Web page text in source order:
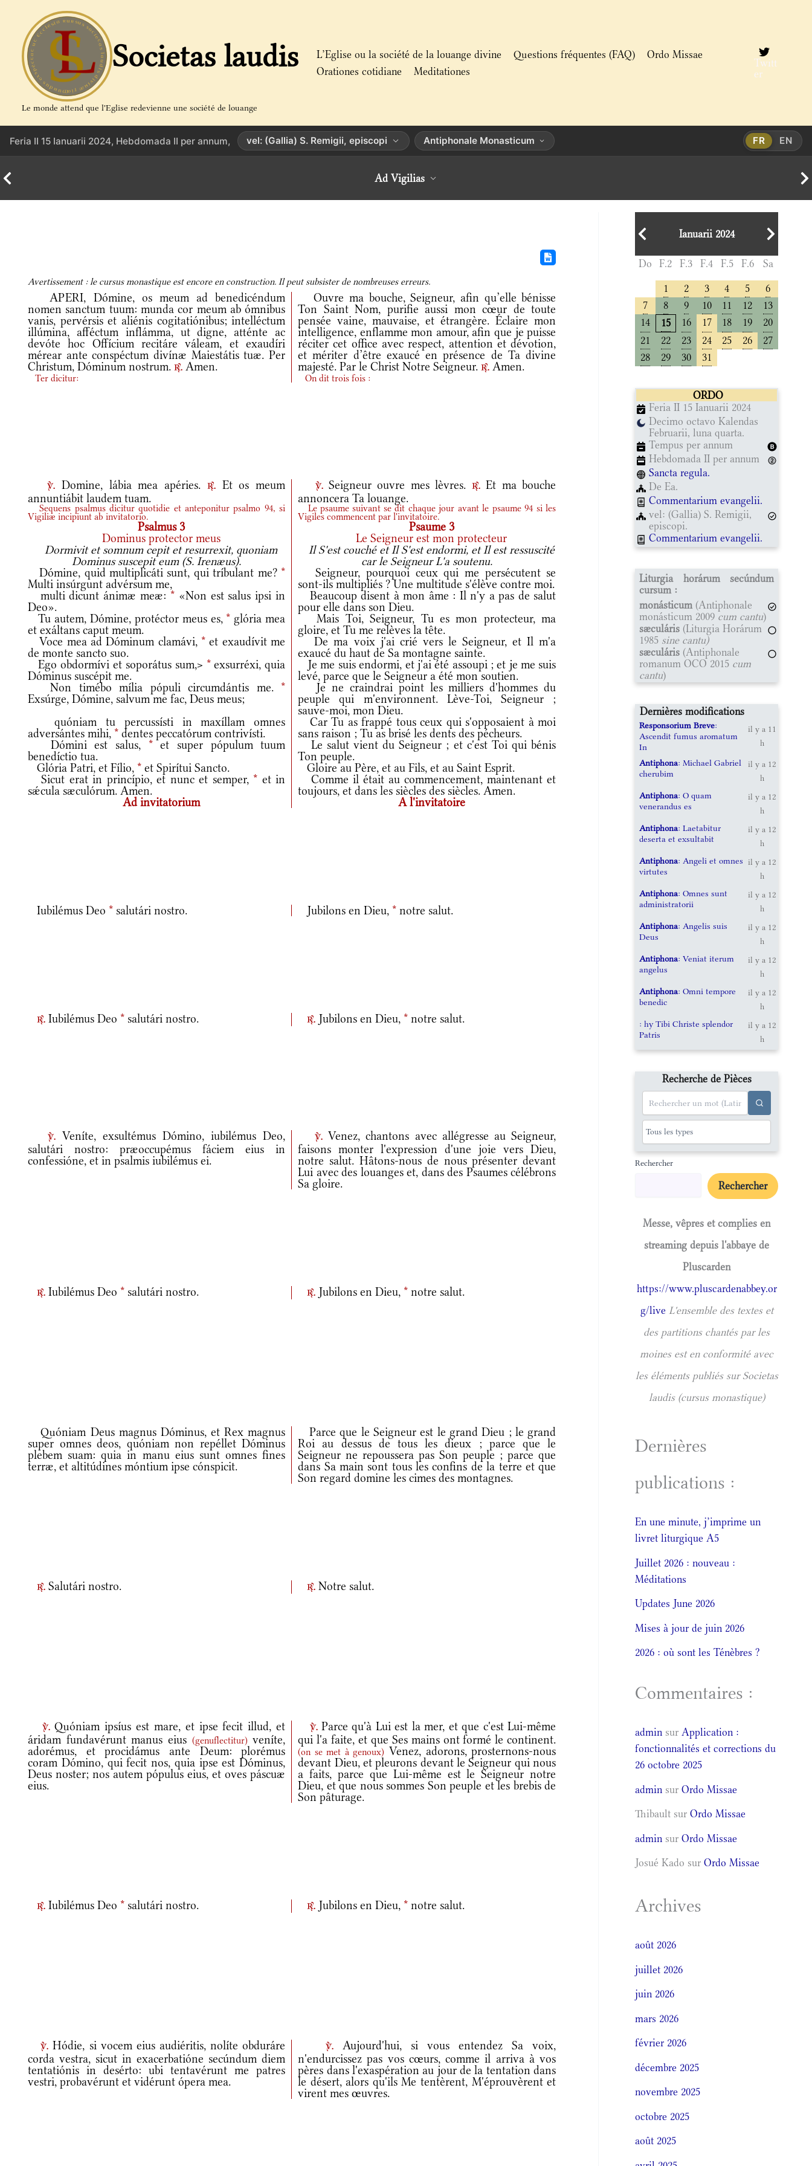
contenu
Societas laudis
Le monde attend que l'Eglise redevienne une société de louange
L’Eglise ou la société de la louange divine Questions fréquentes (FAQ)
Ordo Missae
Orationes cotidiane
Meditationes
Twitt
er
Feria II 15 Ianuarii 2024, Hebdomada II per annum, vel: (Gallia) S. Remigii, episcopi Antiphonale Monasticum FR EN
Ad Vigilias
Avertissement : le cursus monastique est encore en construction. Il peut subsister de nombreuses erreurs.
APERI, Dómine, os meum ad benedicéndum
nomen sanctum tuum: munda cor meum ab ómnibus
vanis, pervérsis et aliénis cogitatiónibus; intelléctum
illúmina, afféctum inflámma, ut digne, atténte ac
devóte hoc Offícium recitáre váleam, et exaudíri
mérear ante conspéctum divínæ Maiestátis tuæ. Per
Christum, Dóminum nostrum. r. Amen.
Ouvre ma bouche, Seigneur, afin qu’elle bénisse
Ton Saint Nom, purifie aussi mon cœur de toute
pensée vaine, mauvaise, et étrangère. Éclaire mon
intelligence, enflamme mon amour, afin que je puisse
réciter cet office avec respect, attention et dévotion,
et mériter d’être exaucé en présence de Ta divine
majesté. Par le Christ Notre Seigneur.r. Amen.
Ter dicitur: On dit trois fois :
v. Domine, lábia mea apéries. r.Et os meum
annuntiábit laudem tuam.
v.Seigneur ouvre mes lèvres. r.Et ma bouche
annoncera Ta louange.
Sequens psalmus dicitur quotidie et anteponitur psalmo 94, si
Vigiliæ incipiunt ab invitatorio.
Le psaume suivant se dit chaque jour avant le psaume 94 si les
Vigiles commencent par l'invitatoire.
Psalmus 3
Psaume 3
Dominus protector meus
Le Seigneur est mon protecteur
Dormivit et somnum cepit et resurrexit, quoniam
Dominus suscepit eum (S. Irenæus).
Il S'est couché et Il S'est endormi, et Il est ressuscité
car le Seigneur L'a soutenu.
Dómine, quid multiplicáti sunt, qui tríbulant me? *
Multi insúrgunt advérsum me,
Seigneur, pourquoi ceux qui me persécutent se
sont-ils multipliés ? Une multitude s'élève contre moi.
multi dicunt ánimæ meæ: *«Non est salus ipsi in
Deo».
Beaucoup disent à mon âme : Il n'y a pas de salut
pour elle dans son Dieu.
Tu autem, Dómine, protéctor meus es, * glória mea
et exáltans caput meum.
Mais Toi, Seigneur, Tu es mon protecteur, ma
gloire, et Tu me relèves la tête.
Voce mea ad Dóminum clamávi, * et exaudívit me
de monte sancto suo.
De ma voix j'ai crié vers le Seigneur, et Il m'a
exaucé du haut de Sa montagne sainte.
Ego obdormívi et soporátus sum,> *exsurréxi, quia
Dóminus suscépit me.
Je me suis endormi, et j'ai été assoupi ; et je me suis
levé, parce que le Seigneur a été mon soutien.
Non timébo mília pópuli circumdántis me. *
Exsúrge, Dómine, salvum me fac, Deus meus;
Je ne craindrai point les milliers d'hommes du
peuple qui m'environnent. Lève-Toi, Seigneur ;
sauve-moi, mon Dieu.
quóniam tu percussísti in maxíllam omnes
adversántes mihi, * dentes peccatórum contrivísti.
Car Tu as frappé tous ceux qui s'opposaient à moi
sans raison ; Tu as brisé les dents des pécheurs.
Dómini est salus, *et super pópulum tuum
benedíctio tua.
Le salut vient du Seigneur ; et c'est Toi qui bénis
Ton peuple.
Glória Patri, et Fílio, * et Spirítui Sancto.
Gloire au Père, et au Fils, et au Saint Esprit.
Sicut erat in princípio, et nunc et semper, * et in
sǽcula sæculórum. Amen.
Comme il était au commencement, maintenant et
toujours, et dans les siècles des siècles. Amen.
Ad invitatorium
A l'invitatoire
Iubilémus Deo * salutári nostro. Jubilons en Dieu, * notre salut.
r. Iubilémus Deo * salutári nostro. r. Jubilons en Dieu, * notre salut.
v.
Veníte, exsultémus Dómino, iubilémus Deo,
salutári nostro: præoccupémus fáciem eius in
confessióne, et in psalmis iubilémus ei.
v.Venez, chantons avec allégresse au Seigneur,
faisons monter l'expression d'une joie vers Dieu,
notre salut. Hâtons-nous de nous présenter devant
Lui avec des louanges et, dans des Psaumes célébrons
Sa gloire.
r. Iubilémus Deo * salutári nostro. r. Jubilons en Dieu, * notre salut.
Quóniam Deus magnus Dóminus, et Rex magnus
super omnes deos, quóniam non repéllet Dóminus
plebem suam: quia in manu eius sunt omnes fines
terræ, et altitúdines móntium ipse cónspicit.
Parce que le Seigneur est le grand Dieu ; le grand
Roi au dessus de tous les dieux ; parce que le
Seigneur ne repoussera pas Son peuple ; parce que
dans Sa main sont tous les confins de la terre et que
Son regard domine les cimes des montagnes.
r. Salutári nostro. r. Notre salut.
v.Quóniam ipsíus est mare, et ipse fecit illud, et
áridam fundavérunt manus eius (genuflectitur) veníte,
adorémus, et procidámus ante Deum: plorémus
coram Dómino, qui fecit nos, quia ipse est Dóminus,
Deus noster; nos autem pópulus eius, et oves páscuæ
eius.
v.Parce qu'à Lui est la mer, et que c'est Lui-même
qui l'a faite, et que Ses mains ont formé le continent.
(on se met à genoux) Venez, adorons, prosternons-nous
devant Dieu, et pleurons devant le Seigneur qui nous
a faits, parce que Lui-même est le Seigneur notre
Dieu, et que nous sommes Son peuple et les brebis de
Son pâturage.
r. Iubilémus Deo * salutári nostro. r. Jubilons en Dieu, * notre salut.
v. Hódie, si vocem eius audiéritis, nolíte obduráre
corda vestra, sicut in exacerbatióne secúndum diem
tentatiónis in desérto: ubi tentavérunt me patres
vestri, probavérunt et vidérunt ópera mea.
v.Aujourd'hui, si vous entendez Sa voix,
n'endurcissez pas vos cœurs, comme il arriva à vos
pères dans l'exaspération au jour de la tentation dans
le désert, alors qu'ils Me tentèrent, M'éprouvèrent et
virent mes œuvres.
Ianuarii 2024
Do F.2 F.3 F.4 F.5 F.6 Sa
1 2 3 4 5
6
7
8 9 10 11 12
13
14
15 16 17 18 19
20
21
22 23 24 25 26
27
28
29 30 31
ORDO
Feria II 15 Ianuarii 2024
Decimo octavo Kalendas
Februarii, luna quarta.
Tempus per annum
Hebdomada II per annum
Sancta regula.
De Ea.
Commentarium evangelii.
vel: (Gallia) S. Remigii,
episcopi.
Commentarium evangelii.
Liturgia horárum secúndum
cursum :
monásticum (Antiphonale
monásticum 2009 cum cantu)
sæculáris (Liturgia Horárum
1985 sine cantu)
sæculáris (Antiphonale
romanum OCO 2015 cum
cantu)
Dernières modifications
Responsorium Breve:
Ascendit fumus aromatum
In
il y a 11
h
Antiphona: Michael Gabriel
cherubim
il y a 12
h
Antiphona: O quam
venerandus es
il y a 12
h
Antiphona: Laetabitur
deserta et exsultabit
il y a 12
h
Antiphona: Angeli et omnes
virtutes
il y a 12
h
Antiphona: Omnes sunt
administratorii
il y a 12
h
Antiphona: Angelis suis
Deus
il y a 12
h
Antiphona: Veniat iterum
angelus
il y a 12
h
Antiphona: Omni tempore
benedic
il y a 12
h
: hy Tibi Christe splendor
Patris
il y a 12
h
Recherche de Pièces
Rechercher
Rechercher
Messe, vêpres et complies en
streaming depuis l'abbaye de
Pluscarden
https://www.pluscardenabbey.or
g/live L'ensemble des textes et
des partitions chantés par les
moines est en conformité avec
les éléments publiés sur Societas
laudis (cursus monastique)
Dernières
publications :
En une minute, j’imprime un
livret liturgique A5
Juillet 2026 : nouveau :
Méditations
Updates June 2026
Mises à jour de juin 2026
2026 : où sont les Ténèbres ?
Commentaires :
admin surApplication :
fonctionnalités et corrections du
26 octobre 2025
admin surOrdo Missae
Thibault surOrdo Missae
admin surOrdo Missae
Josué Kado surOrdo Missae
Archives
août 2026
juillet 2026
juin 2026
mars 2026
février 2026
décembre 2025
novembre 2025
octobre 2025
août 2025